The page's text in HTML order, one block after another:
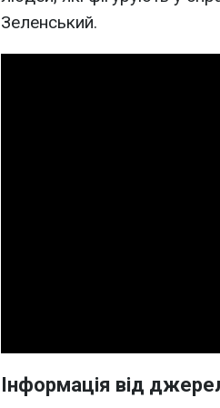
Зеленський.
Інформація від